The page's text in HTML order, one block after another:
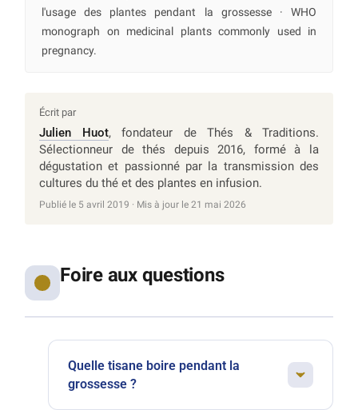
l'usage des plantes pendant la grossesse · WHO
monograph on medicinal plants commonly used in
pregnancy.
Écrit par
Julien Huot, fondateur de Thés & Traditions.
Sélectionneur de thés depuis 2016, formé à la
dégustation et passionné par la transmission des
cultures du thé et des plantes en infusion.
Publié le 5 avril 2019 · Mis à jour le 21 mai 2026
Foire aux questions
Quelle tisane boire pendant la
grossesse ?